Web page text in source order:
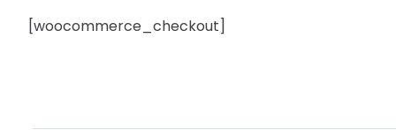
[woocommerce_checkout]